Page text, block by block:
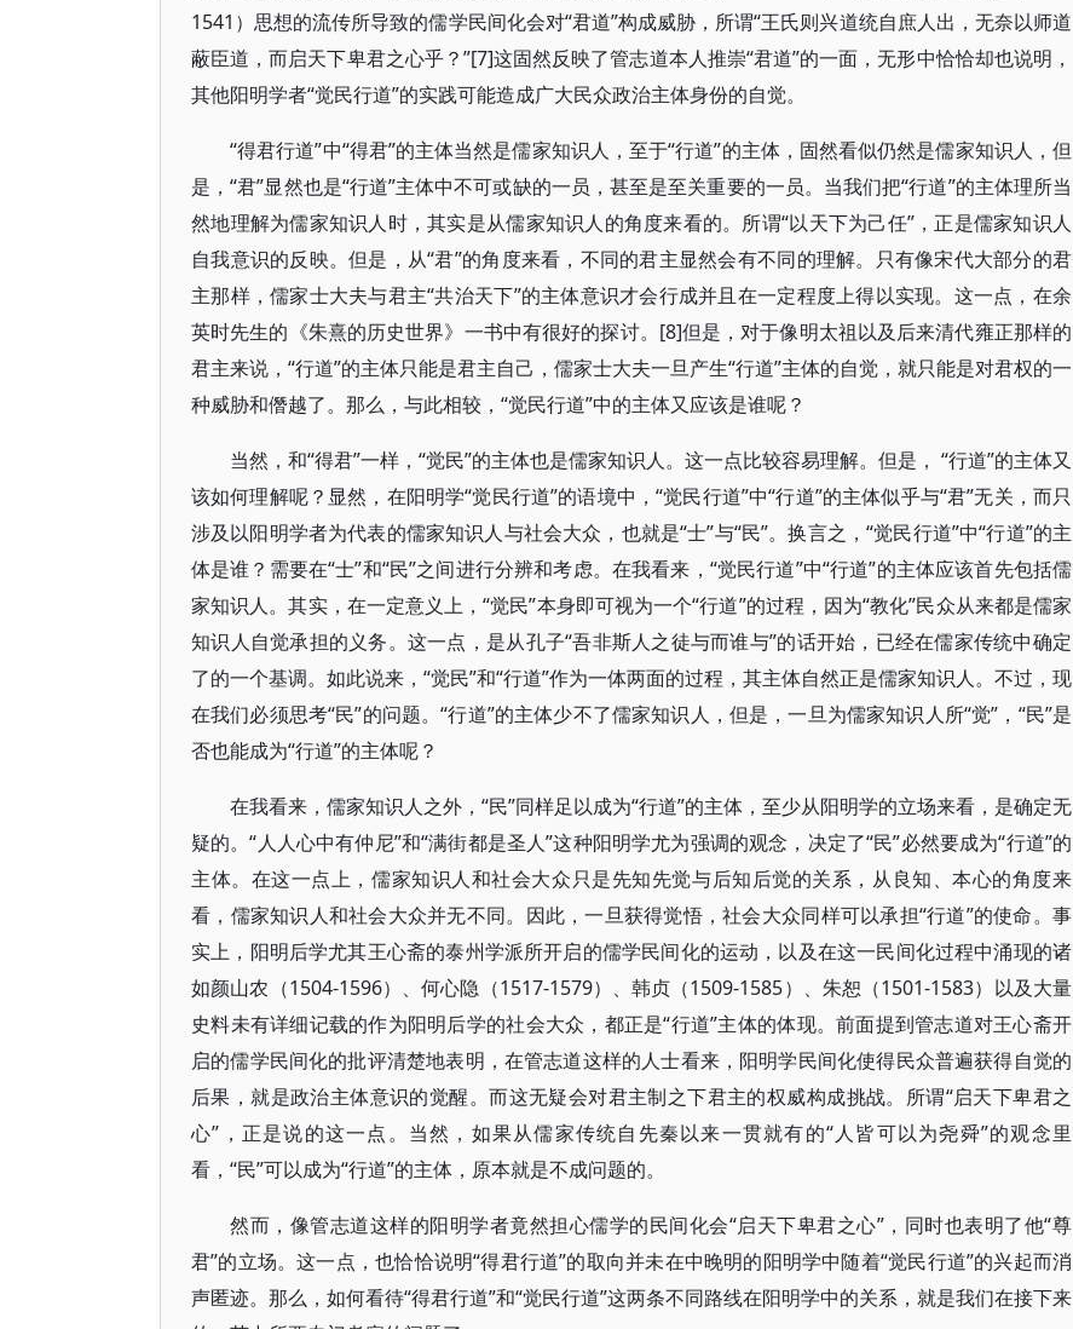
1541）思想的流传所导致的儒学民间化会对“君道”构成威胁，所谓“王氏则兴道统自庶人出，无奈以师道
蔽臣道，而启天下卑君之心乎？”[7]这固然反映了管志道本人推崇“君道”的一面，无形中恰恰却也说明，
其他阳明学者“觉民行道”的实践可能造成广大民众政治主体身份的自觉。
“得君行道”中“得君”的主体当然是儒家知识人，至于“行道”的主体，固然看似仍然是儒家知识人，但
是，“君”显然也是“行道”主体中不可或缺的一员，甚至是至关重要的一员。当我们把“行道”的主体理所当
然地理解为儒家知识人时，其实是从儒家知识人的角度来看的。所谓“以天下为己任”，正是儒家知识人
自我意识的反映。但是，从“君”的角度来看，不同的君主显然会有不同的理解。只有像宋代大部分的君
主那样，儒家士大夫与君主“共治天下”的主体意识才会行成并且在一定程度上得以实现。这一点，在余
英时先生的《朱熹的历史世界》一书中有很好的探讨。[8]但是，对于像明太祖以及后来清代雍正那样的
君主来说，“行道”的主体只能是君主自己，儒家士大夫一旦产生“行道”主体的自觉，就只能是对君权的一
种威胁和僭越了。那么，与此相较，“觉民行道”中的主体又应该是谁呢？
当然，和“得君”一样，“觉民”的主体也是儒家知识人。这一点比较容易理解。但是， “行道”的主体又
该如何理解呢？显然，在阳明学“觉民行道”的语境中，“觉民行道”中“行道”的主体似乎与“君”无关，而只
涉及以阳明学者为代表的儒家知识人与社会大众，也就是“士”与“民”。换言之，“觉民行道”中“行道”的主
体是谁？需要在“士”和“民”之间进行分辨和考虑。在我看来，“觉民行道”中“行道”的主体应该首先包括儒
家知识人。其实，在一定意义上，“觉民”本身即可视为一个“行道”的过程，因为“教化”民众从来都是儒家
知识人自觉承担的义务。这一点，是从孔子“吾非斯人之徒与而谁与”的话开始，已经在儒家传统中确定
了的一个基调。如此说来，“觉民”和“行道”作为一体两面的过程，其主体自然正是儒家知识人。不过，现
在我们必须思考“民”的问题。“行道”的主体少不了儒家知识人，但是，一旦为儒家知识人所“觉”，“民”是
否也能成为“行道”的主体呢？
在我看来，儒家知识人之外，“民”同样足以成为“行道”的主体，至少从阳明学的立场来看，是确定无
疑的。“人人心中有仲尼”和“满街都是圣人”这种阳明学尤为强调的观念，决定了“民”必然要成为“行道”的
主体。在这一点上，儒家知识人和社会大众只是先知先觉与后知后觉的关系，从良知、本心的角度来
看，儒家知识人和社会大众并无不同。因此，一旦获得觉悟，社会大众同样可以承担“行道”的使命。事
实上，阳明后学尤其王心斋的泰州学派所开启的儒学民间化的运动，以及在这一民间化过程中涌现的诸
如颜山农（1504-1596）、何心隐（1517-1579）、韩贞（1509-1585）、朱恕（1501-1583）以及大量
史料未有详细记载的作为阳明后学的社会大众，都正是“行道”主体的体现。前面提到管志道对王心斋开
启的儒学民间化的批评清楚地表明，在管志道这样的人士看来，阳明学民间化使得民众普遍获得自觉的
后果，就是政治主体意识的觉醒。而这无疑会对君主制之下君主的权威构成挑战。所谓“启天下卑君之
心”，正是说的这一点。当然，如果从儒家传统自先秦以来一贯就有的“人皆可以为尧舜”的观念里
看，“民”可以成为“行道”的主体，原本就是不成问题的。
然而，像管志道这样的阳明学者竟然担心儒学的民间化会“启天下卑君之心”，同时也表明了他“尊
君”的立场。这一点，也恰恰说明“得君行道”的取向并未在中晚明的阳明学中随着“觉民行道”的兴起而消
声匿迹。那么，如何看待“得君行道”和“觉民行道”这两条不同路线在阳明学中的关系，就是我们在接下来